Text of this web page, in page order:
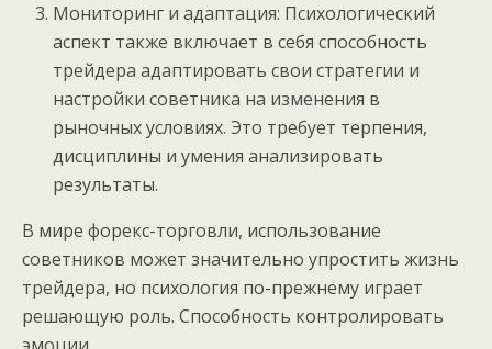
Мониторинг и адаптация: Психологический
аспект также включает в себя способность
трейдера адаптировать свои стратегии и
настройки советника на изменения в
рыночных условиях. Это требует терпения,
дисциплины и умения анализировать
результаты.
В мире форекс-торговли, использование
советников может значительно упростить жизнь
трейдера, но психология по-прежнему играет
решающую роль. Способность контролировать